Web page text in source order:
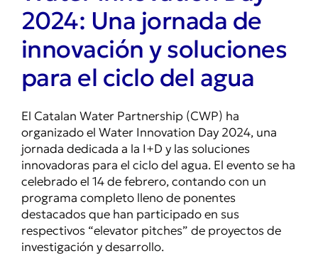
2024: Una jornada de
innovación y soluciones
para el ciclo del agua
El Catalan Water Partnership (CWP) ha
organizado el Water Innovation Day 2024, una
jornada dedicada a la I+D y las soluciones
innovadoras para el ciclo del agua. El evento se ha
celebrado el 14 de febrero, contando con un
programa completo lleno de ponentes
destacados que han participado en sus
respectivos “elevator pitches” de proyectos de
investigación y desarrollo.